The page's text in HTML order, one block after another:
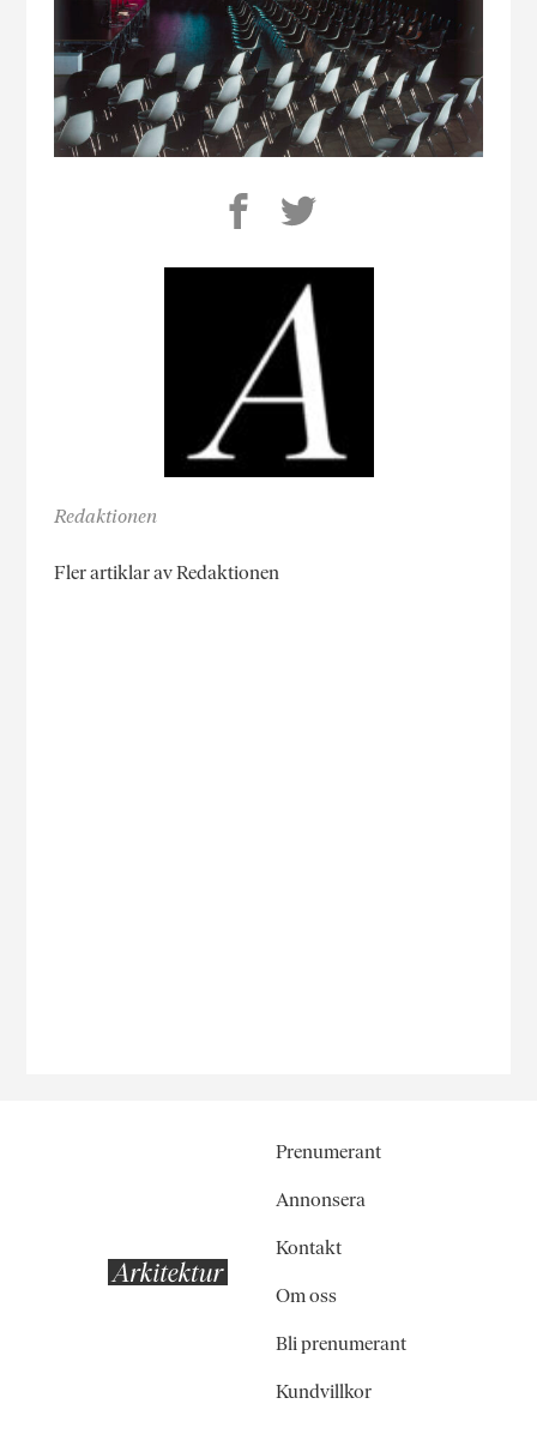
Redaktionen
Fler artiklar av Redaktionen
Prenumerant
Annonsera
Kontakt
Om oss
Bli prenumerant
Kundvillkor